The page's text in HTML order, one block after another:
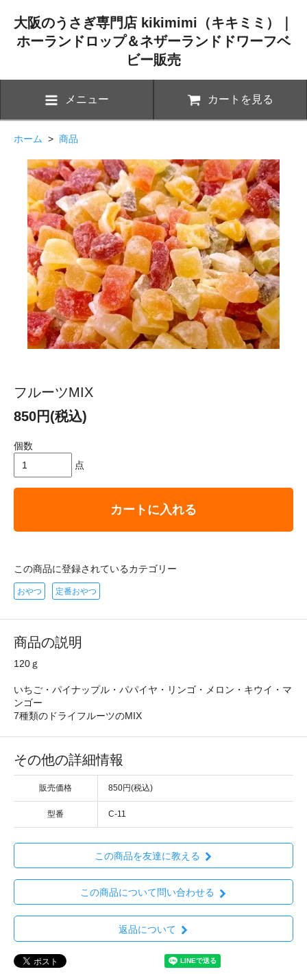
大阪のうさぎ専門店 kikimimi（キキミミ）｜
ホーランドロップ＆ネザーランドドワーフベ
ビー販売
メニュー カートを見る
ホーム > 商品
フルーツMIX
850円(税込)
個数
点
カートに入れる
この商品に登録されているカテゴリー
おやつ 定番おやつ
商品の説明
120ｇ
いちご・パイナップル・パパイヤ・リンゴ・メロン・キウイ・マ
ンゴー
7種類のドライフルーツのMIX
その他の詳細情報
販売価格 850円(税込)
型番 C-11
この商品を友達に教える
この商品について問い合わせる
返品について